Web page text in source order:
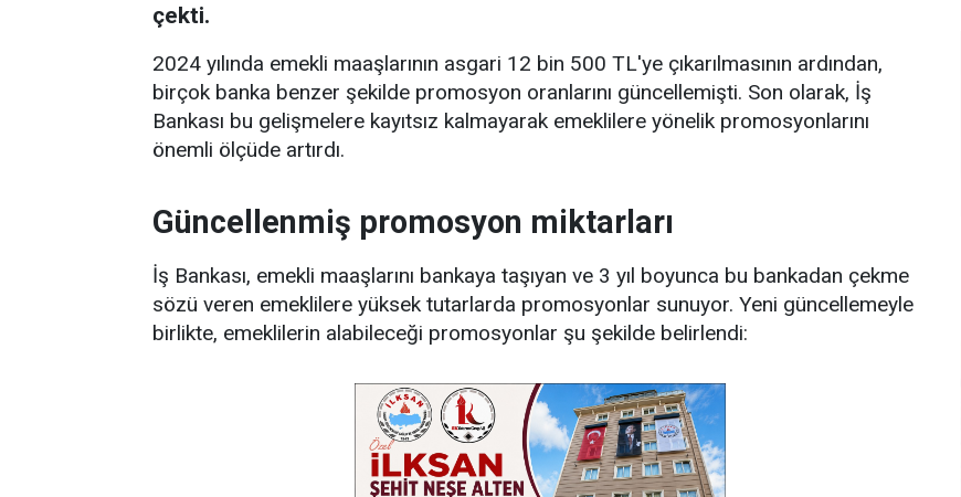
çekti.
2024 yılında emekli maaşlarının asgari 12 bin 500 TL'ye çıkarılmasının ardından,
birçok banka benzer şekilde promosyon oranlarını güncellemişti. Son olarak, İş
Bankası bu gelişmelere kayıtsız kalmayarak emeklilere yönelik promosyonlarını
önemli ölçüde artırdı.
Güncellenmiş promosyon miktarları
İş Bankası, emekli maaşlarını bankaya taşıyan ve 3 yıl boyunca bu bankadan çekme
sözü veren emeklilere yüksek tutarlarda promosyonlar sunuyor. Yeni güncellemeyle
birlikte, emeklilerin alabileceği promosyonlar şu şekilde belirlendi: